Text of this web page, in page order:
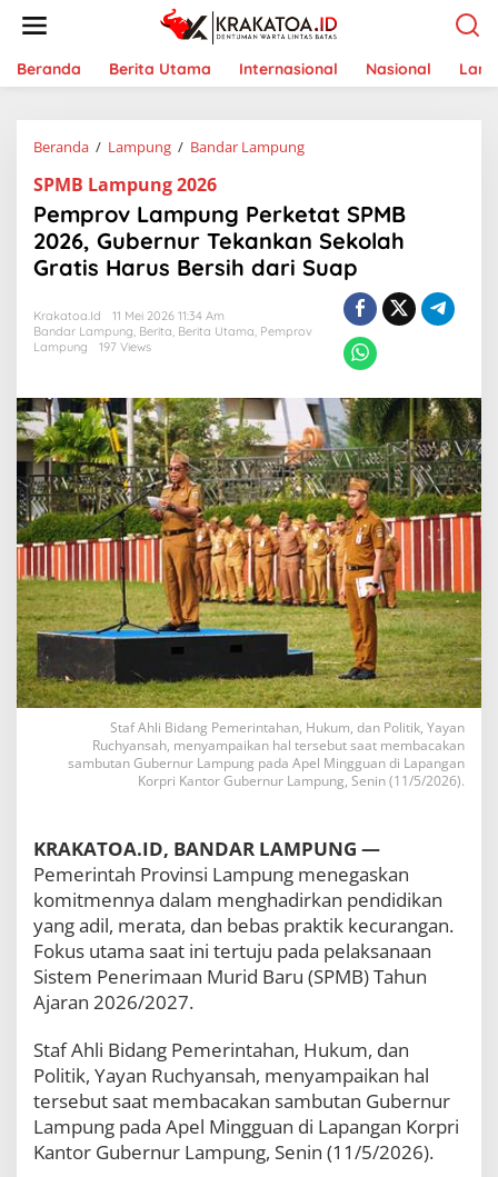
t
Beranda Berita Utama Internasional Nasional
Beranda / Lampung / Bandar Lampung
p
r
o
v
m
g
P
e
r
k
e
t
a
t
S
P
M
B
2
0
2
6
,
G
u
r
n
u
r
T
e
k
a
a
S
e
k
o
SPMB Lampung 2026
Pemprov Lampung Perketat SPMB
2026, Gubernur Tekankan Sekolah
Gratis Harus Bersih dari Suap
Krakatoa.id
11 Mei 2026 11:34 Am
Bandar Lampung, Berita, Berita Utama, Pemprov
Lampung
197 Views
Staf Ahli Bidang Pemerintahan, Hukum, dan Politik, Yayan
Ruchyansah, menyampaikan hal tersebut saat membacakan
sambutan Gubernur Lampung pada Apel Mingguan di Lapangan
Korpri Kantor Gubernur Lampung, Senin (11/5/2026).
KRAKATOA.ID, BANDAR LAMPUNG —
Pemerintah Provinsi Lampung menegaskan
komitmennya dalam menghadirkan pendidikan
yang adil, merata, dan bebas praktik kecurangan.
Fokus utama saat ini tertuju pada pelaksanaan
Sistem Penerimaan Murid Baru (SPMB) Tahun
Ajaran 2026/2027.
Staf Ahli Bidang Pemerintahan, Hukum, dan
Politik, Yayan Ruchyansah, menyampaikan hal
tersebut saat membacakan sambutan Gubernur
Lampung pada Apel Mingguan di Lapangan Korpri
Kantor Gubernur Lampung, Senin (11/5/2026).